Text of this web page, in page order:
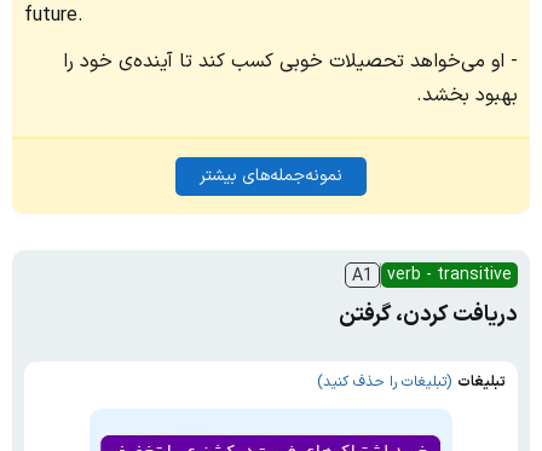
future.
او می‌خواهد تحصیلات خوبی کسب کند تا آینده‌ی خود را
بهبود بخشد.
نمونه‌جمله‌های بیشتر
verb - transitive
A1
دریافت کردن، گرفتن
تبلیغات (تبلیغات را حذف کنید)